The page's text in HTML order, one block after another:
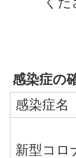
感染症の
感染症名
新型コロ